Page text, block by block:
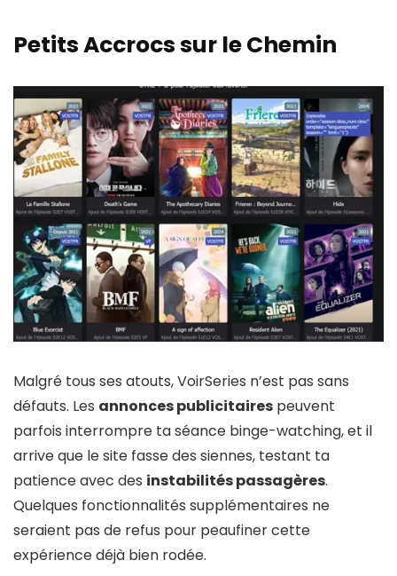
Petits Accrocs sur le Chemin
Malgré tous ses atouts, VoirSeries n’est pas sans
défauts. Les annonces publicitaires peuvent
parfois interrompre ta séance binge-watching, et il
arrive que le site fasse des siennes, testant ta
patience avec des instabilités passagères.
Quelques fonctionnalités supplémentaires ne
seraient pas de refus pour peaufiner cette
expérience déjà bien rodée.